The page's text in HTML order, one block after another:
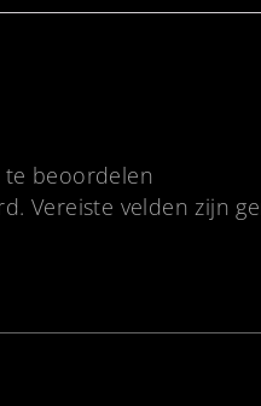
te beoordelen
Vereiste velden zijn